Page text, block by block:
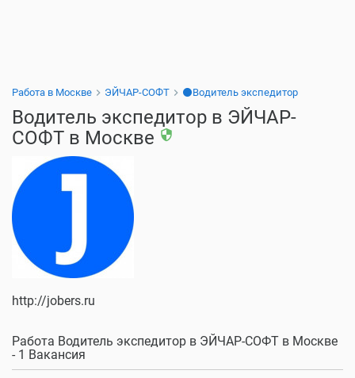
Работа в Москве ЭЙЧАР-СОФТ ⚫Водитель экспедитор
Водитель экспедитор в ЭЙЧАР-
СОФТ в Москве security
http://jobers.ru
Работа Водитель экспедитор в ЭЙЧАР-СОФТ в Москве
- 1 Вакансия